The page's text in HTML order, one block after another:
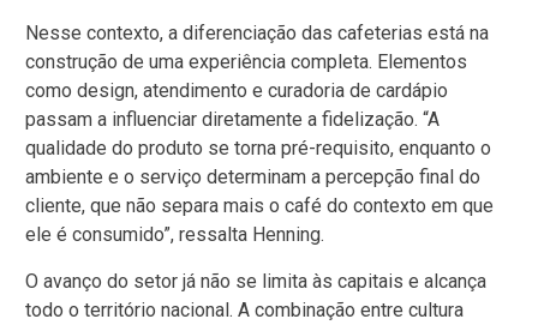
Nesse contexto, a diferenciação das cafeterias está na
construção de uma experiência completa. Elementos
como design, atendimento e curadoria de cardápio
passam a influenciar diretamente a fidelização. “A
qualidade do produto se torna pré-requisito, enquanto o
ambiente e o serviço determinam a percepção final do
cliente, que não separa mais o café do contexto em que
ele é consumido”, ressalta Henning.
O avanço do setor já não se limita às capitais e alcança
todo o território nacional. A combinação entre cultura